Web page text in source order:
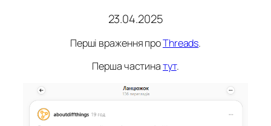
23.04.2025
Перші враження проThreads.
Перша частинатут.